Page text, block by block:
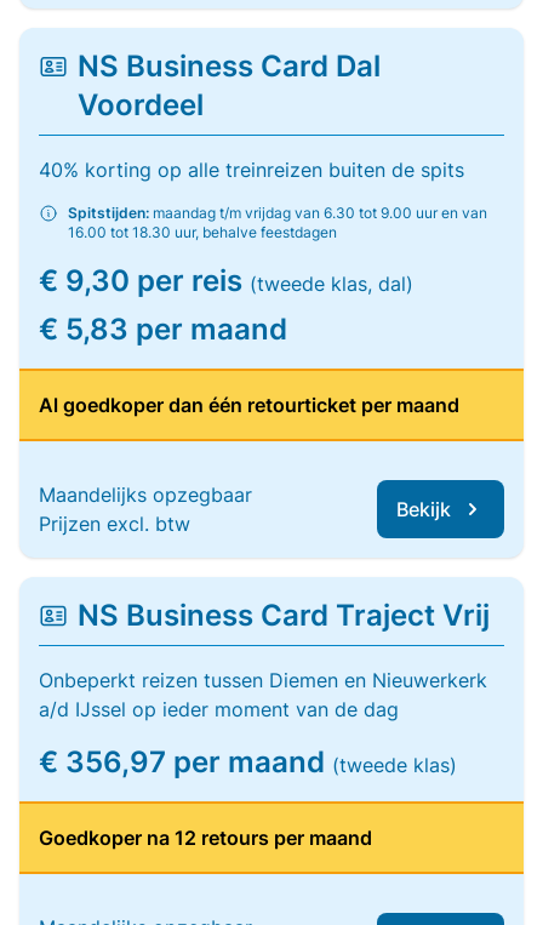
NS Business Card Dal
Voordeel
40% korting op alle treinreizen buiten de spits
Spitstijden: maandag t/m vrijdag van 6.30 tot 9.00 uur en van
16.00 tot 18.30 uur, behalve feestdagen
€ 9,30 per reis (tweede klas, dal)
€ 5,83 per maand
Al goedkoper dan één retourticket per maand
Maandelijks opzegbaar
Prijzen excl. btw
Bekijk
NS Business Card Traject Vrij
Onbeperkt reizen tussen Diemen en Nieuwerkerk
a/d IJssel op ieder moment van de dag
€ 356,97 per maand (tweede klas)
Goedkoper na 12 retours per maand